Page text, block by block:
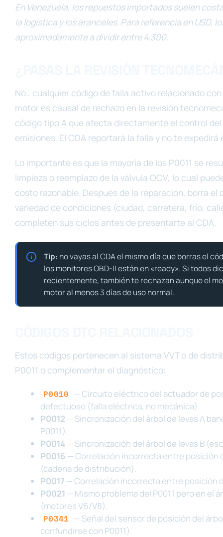
En Venezuela, los repuestos importados suelen
la logística y los aranceles. Para referencia en USD,
aproximadamente a dividir entre 4.300.
No., cualquier código de falla activo relacionado
motor es causal de rechazo en la revisión
código tipo A que afecta directamente el control
emisiones. El CDA reportará la falla y no te
Lo importante es que la mayoría de los P0011 se
limpieza o reemplazo de la válvula OCV, lo cual
costo razonable. Después de la reparación, borra
variedad de condiciones (ciudad, carretera, frío,
completen sus ciclos antes de presentarte al CDA.
Tip: no vayas al CDA el mismo día que borras el
los monitores OBD-II están en «ready». Si todos
recientemente, también te rechazan aunque el
motor al menos 3 días de uso normal.
Estos códigos pertenecen al sistema VVT o de
P0011 o complementar el diagnóstico:
P0010 — Circuito eléctrico del actuador de
defectuoso (falla eléctrica, no mecánica).
P0012 — Sincronización del árbol de levas A
P0011).
P0014— Sincronización del árbol de levas B
P0016 — Correlación incorrecta entre posición
(cadena de distribución).
P0017 — Correlación incorrecta entre posición
P0021 — Mismo problema del P0011 pero en el
(motores V6/V8).
P0341 — Señal del sensor de posición del
confundirse con P0011).